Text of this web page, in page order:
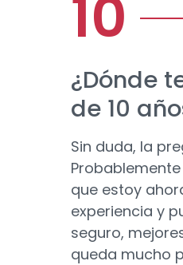
¿Dónde
de 10
Sin duda, la
que estoy
experiencia y
seguro,
queda mucho